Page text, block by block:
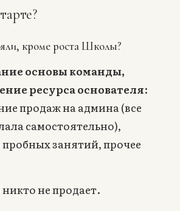
кроме роста Школы?
основы команды,
ресурса основателя:
продаж на админа (все
самостоятельно),
занятий, прочее
не продает.